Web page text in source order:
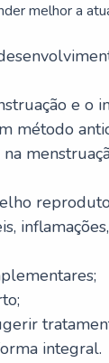
melhor a
e o
método
integral.